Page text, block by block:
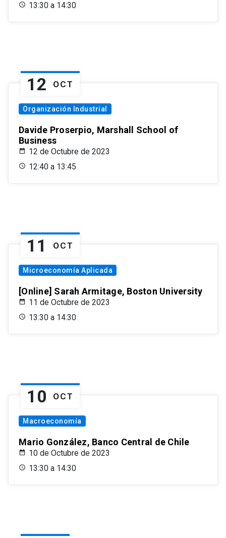
13:30 a 14:30
12 OCT
Organización Industrial
Davide Proserpio, Marshall School of
Business
12 de Octubre de 2023
12:40 a 13:45
11 OCT
Microeconomía Aplicada
[Online] Sarah Armitage, Boston University
11 de Octubre de 2023
13:30 a 14:30
10 OCT
Macroeconomía
Mario González, Banco Central de Chile
10 de Octubre de 2023
13:30 a 14:30